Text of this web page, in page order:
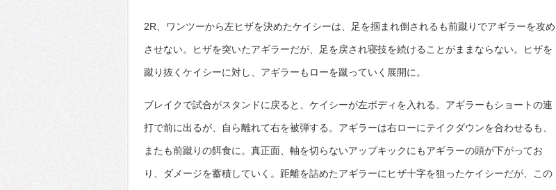
2R、ワンツーから左ヒザを決めたケイシーは、足を掴まれ倒されるも前蹴りでアギラーを攻め
させない。ヒザを突いたアギラーだが、足を戻され寝技を続けることがままならない。ヒザを
蹴り抜くケイシーに対し、アギラーもローを蹴っていく展開に。
ブレイクで試合がスタンドに戻ると、ケイシーが左ボディを入れる。アギラーもショートの連
打で前に出るが、自ら離れて右を被弾する。アギラーは右ローにテイクダウンを合わせるも、
またも前蹴りの餌食に。真正面、軸を切らないアップキックにもアギラーの頭が下がってお
り、ダメージを蓄積していく。距離を詰めたアギラーにヒザ十字を狙ったケイシーだが、この